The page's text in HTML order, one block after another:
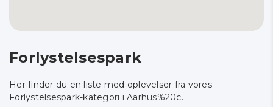
Forlystelsespark
Her finder du en liste med oplevelser fra vores
Forlystelsespark-kategori i Aarhus%20c.